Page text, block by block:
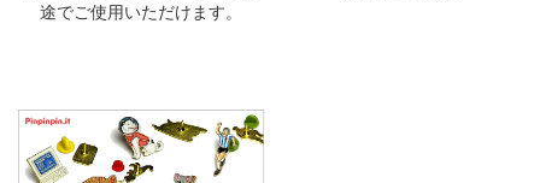
途でご使用いただけます。